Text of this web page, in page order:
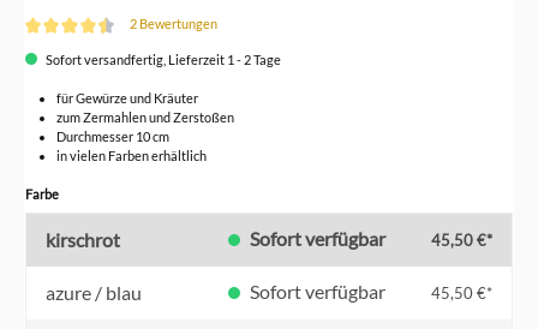
2 Bewertungen
Sofort versandfertig, Lieferzeit 1 - 2 Tage
für Gewürze und Kräuter
zum Zermahlen und Zerstoßen
Durchmesser 10 cm
in vielen Farben erhältlich
Farbeauswählen
kirschrot Sofort verfügbar 45,50 €*
azure / blau Sofort verfügbar 45,50 €*